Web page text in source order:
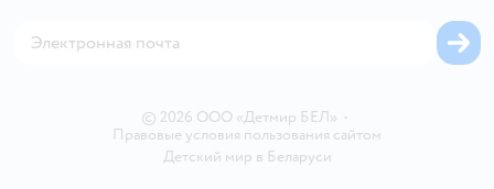
© 2026 ООО «Детмир БЕЛ» •
Правовые условия пользования сайтом
Детский мир в Беларуси